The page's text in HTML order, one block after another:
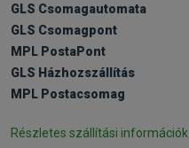
GLS Csomagautomata
GLS Csomagpont
MPL PostaPont
GLS Házhozszállítás
MPL Postacsomag
Részletes szállítási információk